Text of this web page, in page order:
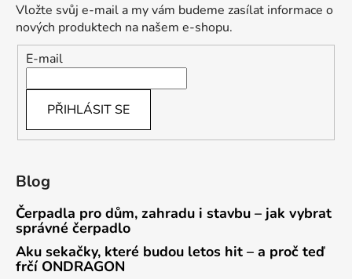
Vložte svůj e-mail a my vám budeme zasílat informace o
nových produktech na našem e-shopu.
E-mail
PŘIHLÁSIT SE
Blog
Čerpadla pro dům, zahradu i stavbu – jak vybrat
správné čerpadlo
Aku sekačky, které budou letos hit – a proč teď
frčí ONDRAGON